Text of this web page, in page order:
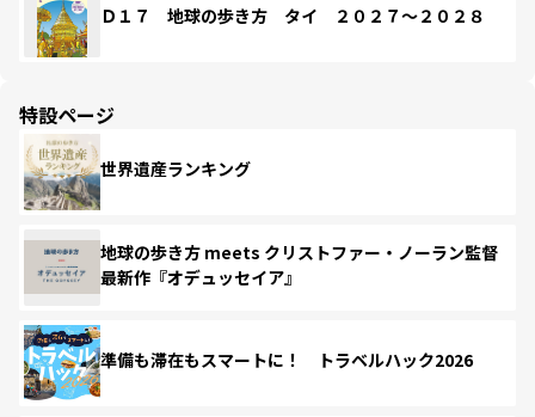
Ｄ１７ 地球の歩き方 タイ ２０２７～２０２８
特設ページ
世界遺産ランキング
地球の歩き方 meets クリストファー・ノーラン監督
最新作『オデュッセイア』
準備も滞在もスマートに！ トラベルハック2026